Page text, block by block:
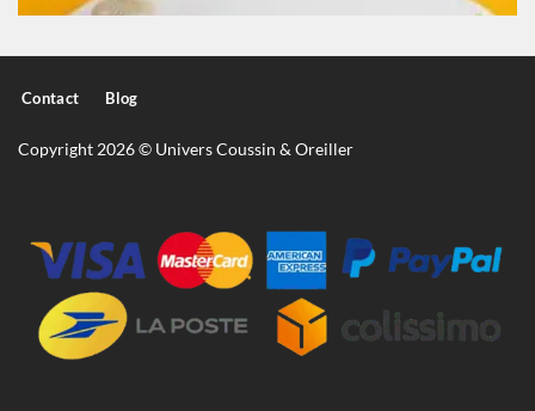
Contact Blog
Copyright 2026 © Univers Coussin & Oreiller